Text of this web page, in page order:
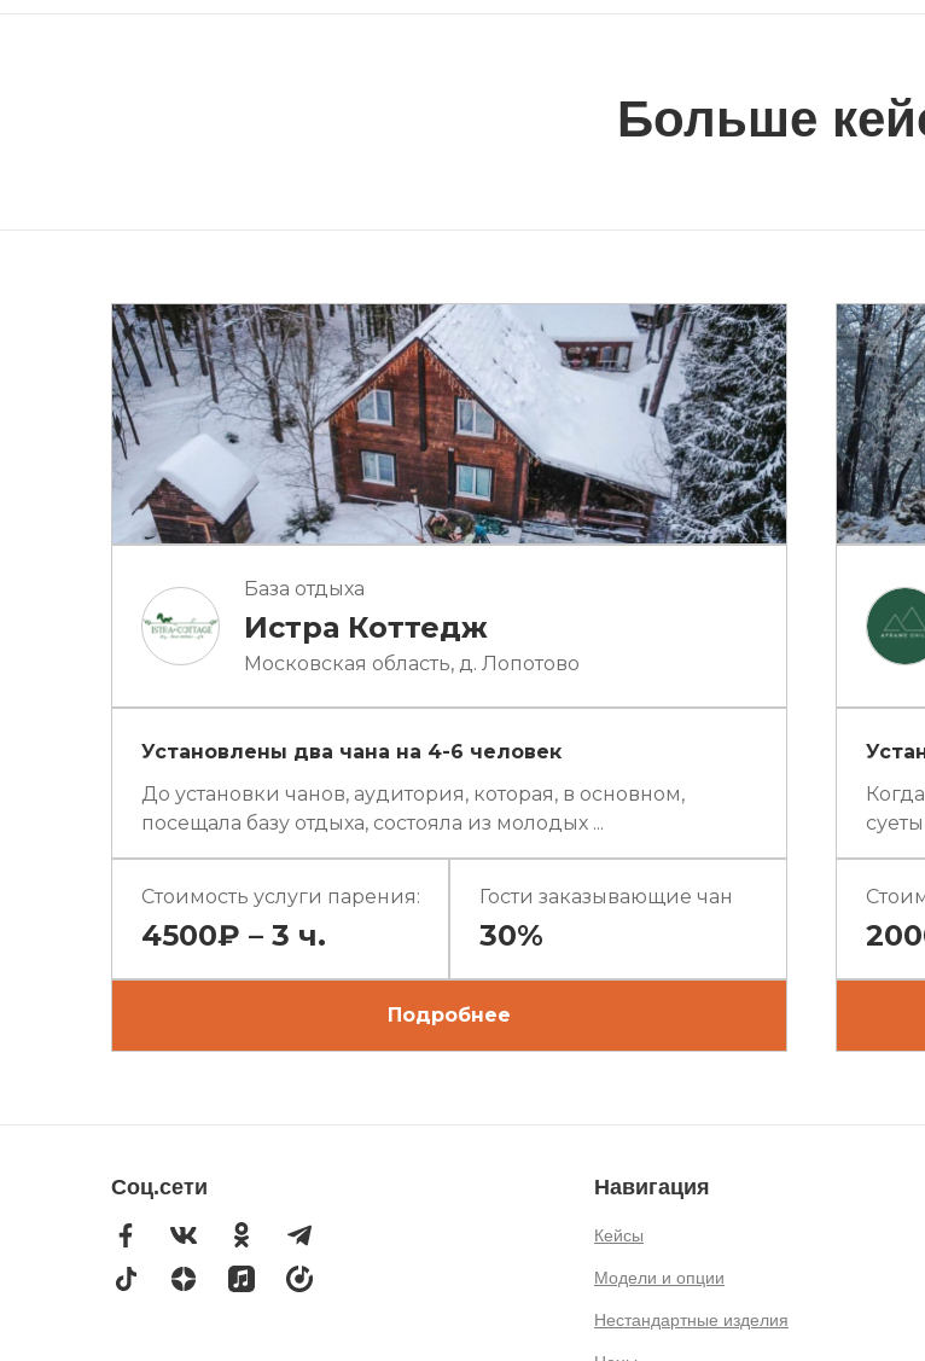
Больше
Подробнее
База отдыха
Стоимость услуги парения:
Московская область, д. Лопотово
Установлены два чана на 4-6 человек
До установки чанов, аудитория, которая, в основном,
посещала базу отдыха, состояла из молодых ...
Истра Коттедж
4500₽ – 3 ч.
Гости заказывающие чан
30%
Соц.сети Навигация
Кейсы
Модели и опции
Нестандартные изделия